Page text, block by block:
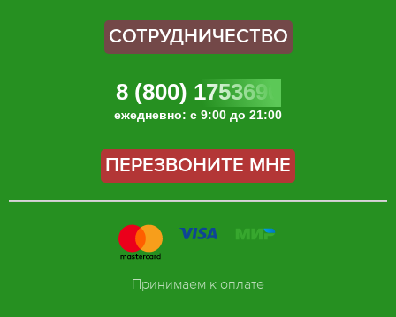
СОТРУДНИЧЕСТВО
8 (800) 1753696
ежедневно: с 9:00 до 21:00
ПЕРЕЗВОНИТЕ МНЕ
Принимаем к оплате